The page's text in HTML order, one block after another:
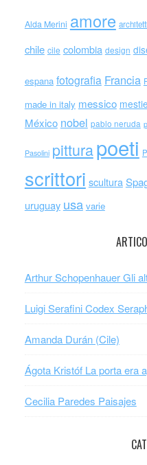
Alda Merini amore architetti
chile cile colombia design
espana fotografia Francia
made in italy messico
México nobel pablo neruda
Pasolini pitturapoeti
scrittori scultura
uruguay usa varie
Arthur Schopenhauer Gli
Luigi Serafini Codex
Amanda Durán (Cile)
Ágota Kristóf La porta era
Cecilia Paredes Paisajes